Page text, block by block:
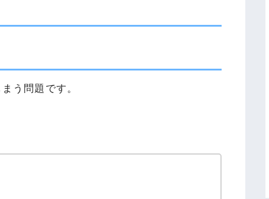
う問題です。